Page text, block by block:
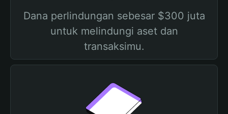
Dana perlindungan sebesar $300 juta
untuk melindungi aset dan
transaksimu.